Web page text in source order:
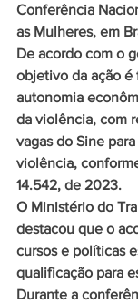
Conferência
as Mulheres, em
De acordo com o
objetivo da ação é
autonomia
da violência, com
vagas do Sine
violência,
14.542, de 2023.
O Ministério do
destacou que o
cursos e políticas
qualificação para
Durante a